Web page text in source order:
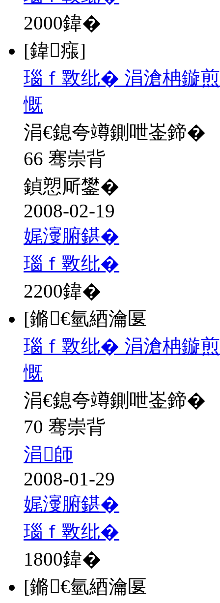
2000鍏�
[鍏瘬]
瑙ｆ斁纰� 涓滄柟鏇
慨
涓€鎴夸竴鍘呭崟鍗�
66 骞崇背
鍞愬厛鐢�
2008-02-19
娓濅腑鍖�
瑙ｆ斁纰�
2200鍏�
[鏅€氫綇瀹匽
瑙ｆ斁纰� 涓滄柟鏇
慨
涓€鎴夸竴鍘呭崟鍗�
70 骞崇背
涓師
2008-01-29
娓濅腑鍖�
瑙ｆ斁纰�
1800鍏�
[鏅€氫綇瀹匽